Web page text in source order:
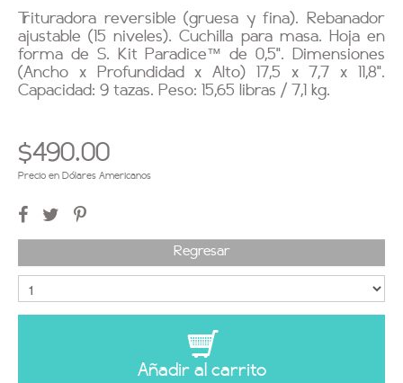
Trituradora reversible (gruesa y fina). Rebanador
ajustable (15 niveles). Cuchilla para masa. Hoja en
forma de S. Kit Paradice™ de 0,5”. Dimensiones
(Ancho x Profundidad x Alto) 17,5 x 7,7 x 11,8".
Capacidad: 9 tazas. Peso: 15,65 libras / 7,1 kg.
$490.00
Precio en Dólares Americanos
Regresar
Añadir al carrito